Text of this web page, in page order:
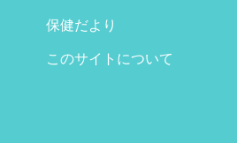
保健だより
このサイトについて